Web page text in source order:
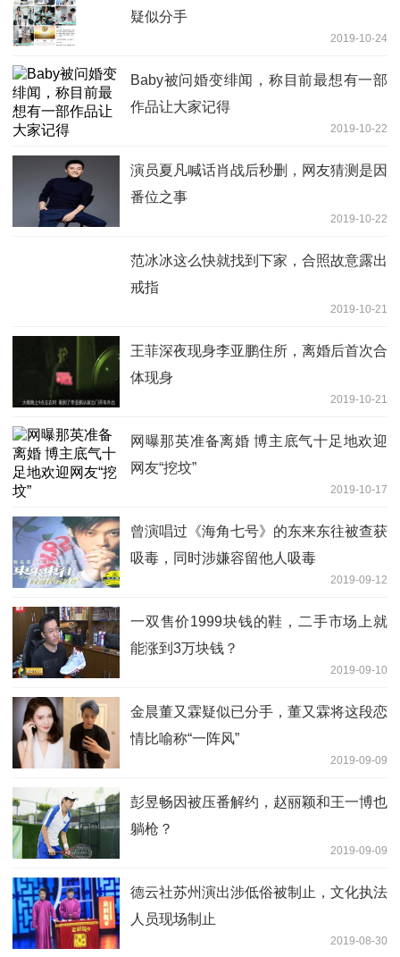
疑似分手
2019-10-24
Baby被问婚变绯闻，称目前最想有一部
作品让大家记得
2019-10-22
演员夏凡喊话肖战后秒删，网友猜测是因
番位之事
2019-10-22
范冰冰这么快就找到下家，合照故意露出
戒指
2019-10-21
王菲深夜现身李亚鹏住所，离婚后首次合
体现身
2019-10-21
网曝那英准备离婚 博主底气十足地欢迎
网友“挖坟”
2019-10-17
曾演唱过《海角七号》的东来东往被查获
吸毒，同时涉嫌容留他人吸毒
2019-09-12
一双售价1999块钱的鞋，二手市场上就
能涨到3万块钱？
2019-09-10
金晨董又霖疑似已分手，董又霖将这段恋
情比喻称“一阵风”
2019-09-09
彭昱畅因被压番解约，赵丽颖和王一博也
躺枪？
2019-09-09
德云社苏州演出涉低俗被制止，文化执法
人员现场制止
2019-08-30